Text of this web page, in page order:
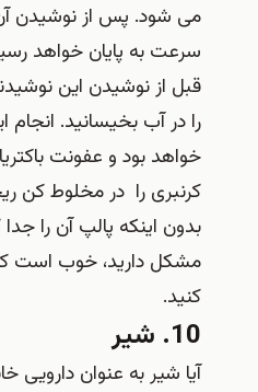
می شود. پس از نوشیدن
سرعت به پایان خواهد
قبل از نوشیدن این
را در آب بخیسانید.
خواهد بود و عفونت
کرنبری را در مخلوط کن
بدون اینکه پالپ آن را جدا
مشکل دارید، خوب است
کنید.
10. شیر
آیا شیر به عنوان دارویی